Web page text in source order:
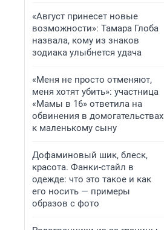
«Август принесет новые
возможности»: Тамара Глоба
назвала, кому из знаков
зодиака улыбнется удача
«Меня не просто отменяют,
меня хотят убить»: участница
«Мамы в 16» ответила на
обвинения в домогательствах
к маленькому сыну
Дофаминовый шик, блеск,
красота. Фанки-стайл в
одежде: что это такое и как
его носить — примеры
образов с фото